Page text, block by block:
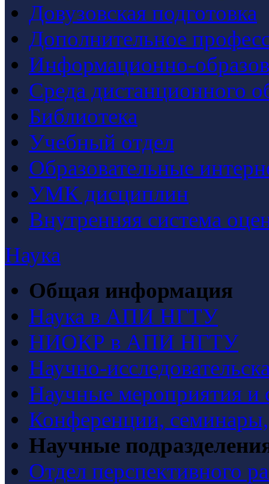
Довузовская подготовка
Дополнительное
Информационно-
Среда дистанционного
Библиотека
Учебный отдел
Образовательные
УМК дисциплин
Внутренняя система
Наука
Общая информация
Наука в АПИ НГТУ
НИОКР в АПИ НГТУ
Научно-
Научные мероприятия и
Конференции,
Научные
Отдел перспективного